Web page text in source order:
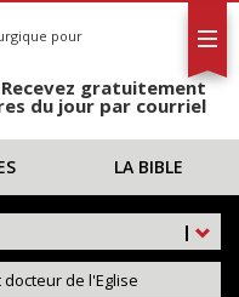
pour
Recevez gratuitement
du jour par courriel
LA BIBLE
|
de l'Eglise